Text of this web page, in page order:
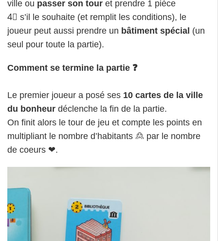
ville ou passer son tour et prendre 1 pièce
4⃣ s’il le souhaite (et remplit les conditions), le
joueur peut aussi prendre un bâtiment spécial (un
seul pour toute la partie).
Comment se termine la partie ❓
Le premier joueur a posé ses 10 cartes de la ville
du bonheur déclenche la fin de la partie.
On finit alors le tour de jeu et compte les points en
multipliant le nombre d’habitants 🙎 par le nombre
de coeurs ❤.